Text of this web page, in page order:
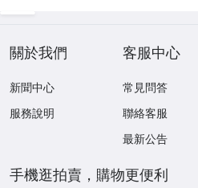
關於我們
新聞中心
服務說明
客服中心
常見問答
聯絡客服
最新公告
手機逛拍賣，購物更便利